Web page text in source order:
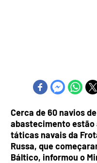
Cerca de 60 navios
abastecimento
táticas navais da
Russa, que
Báltico, informou o